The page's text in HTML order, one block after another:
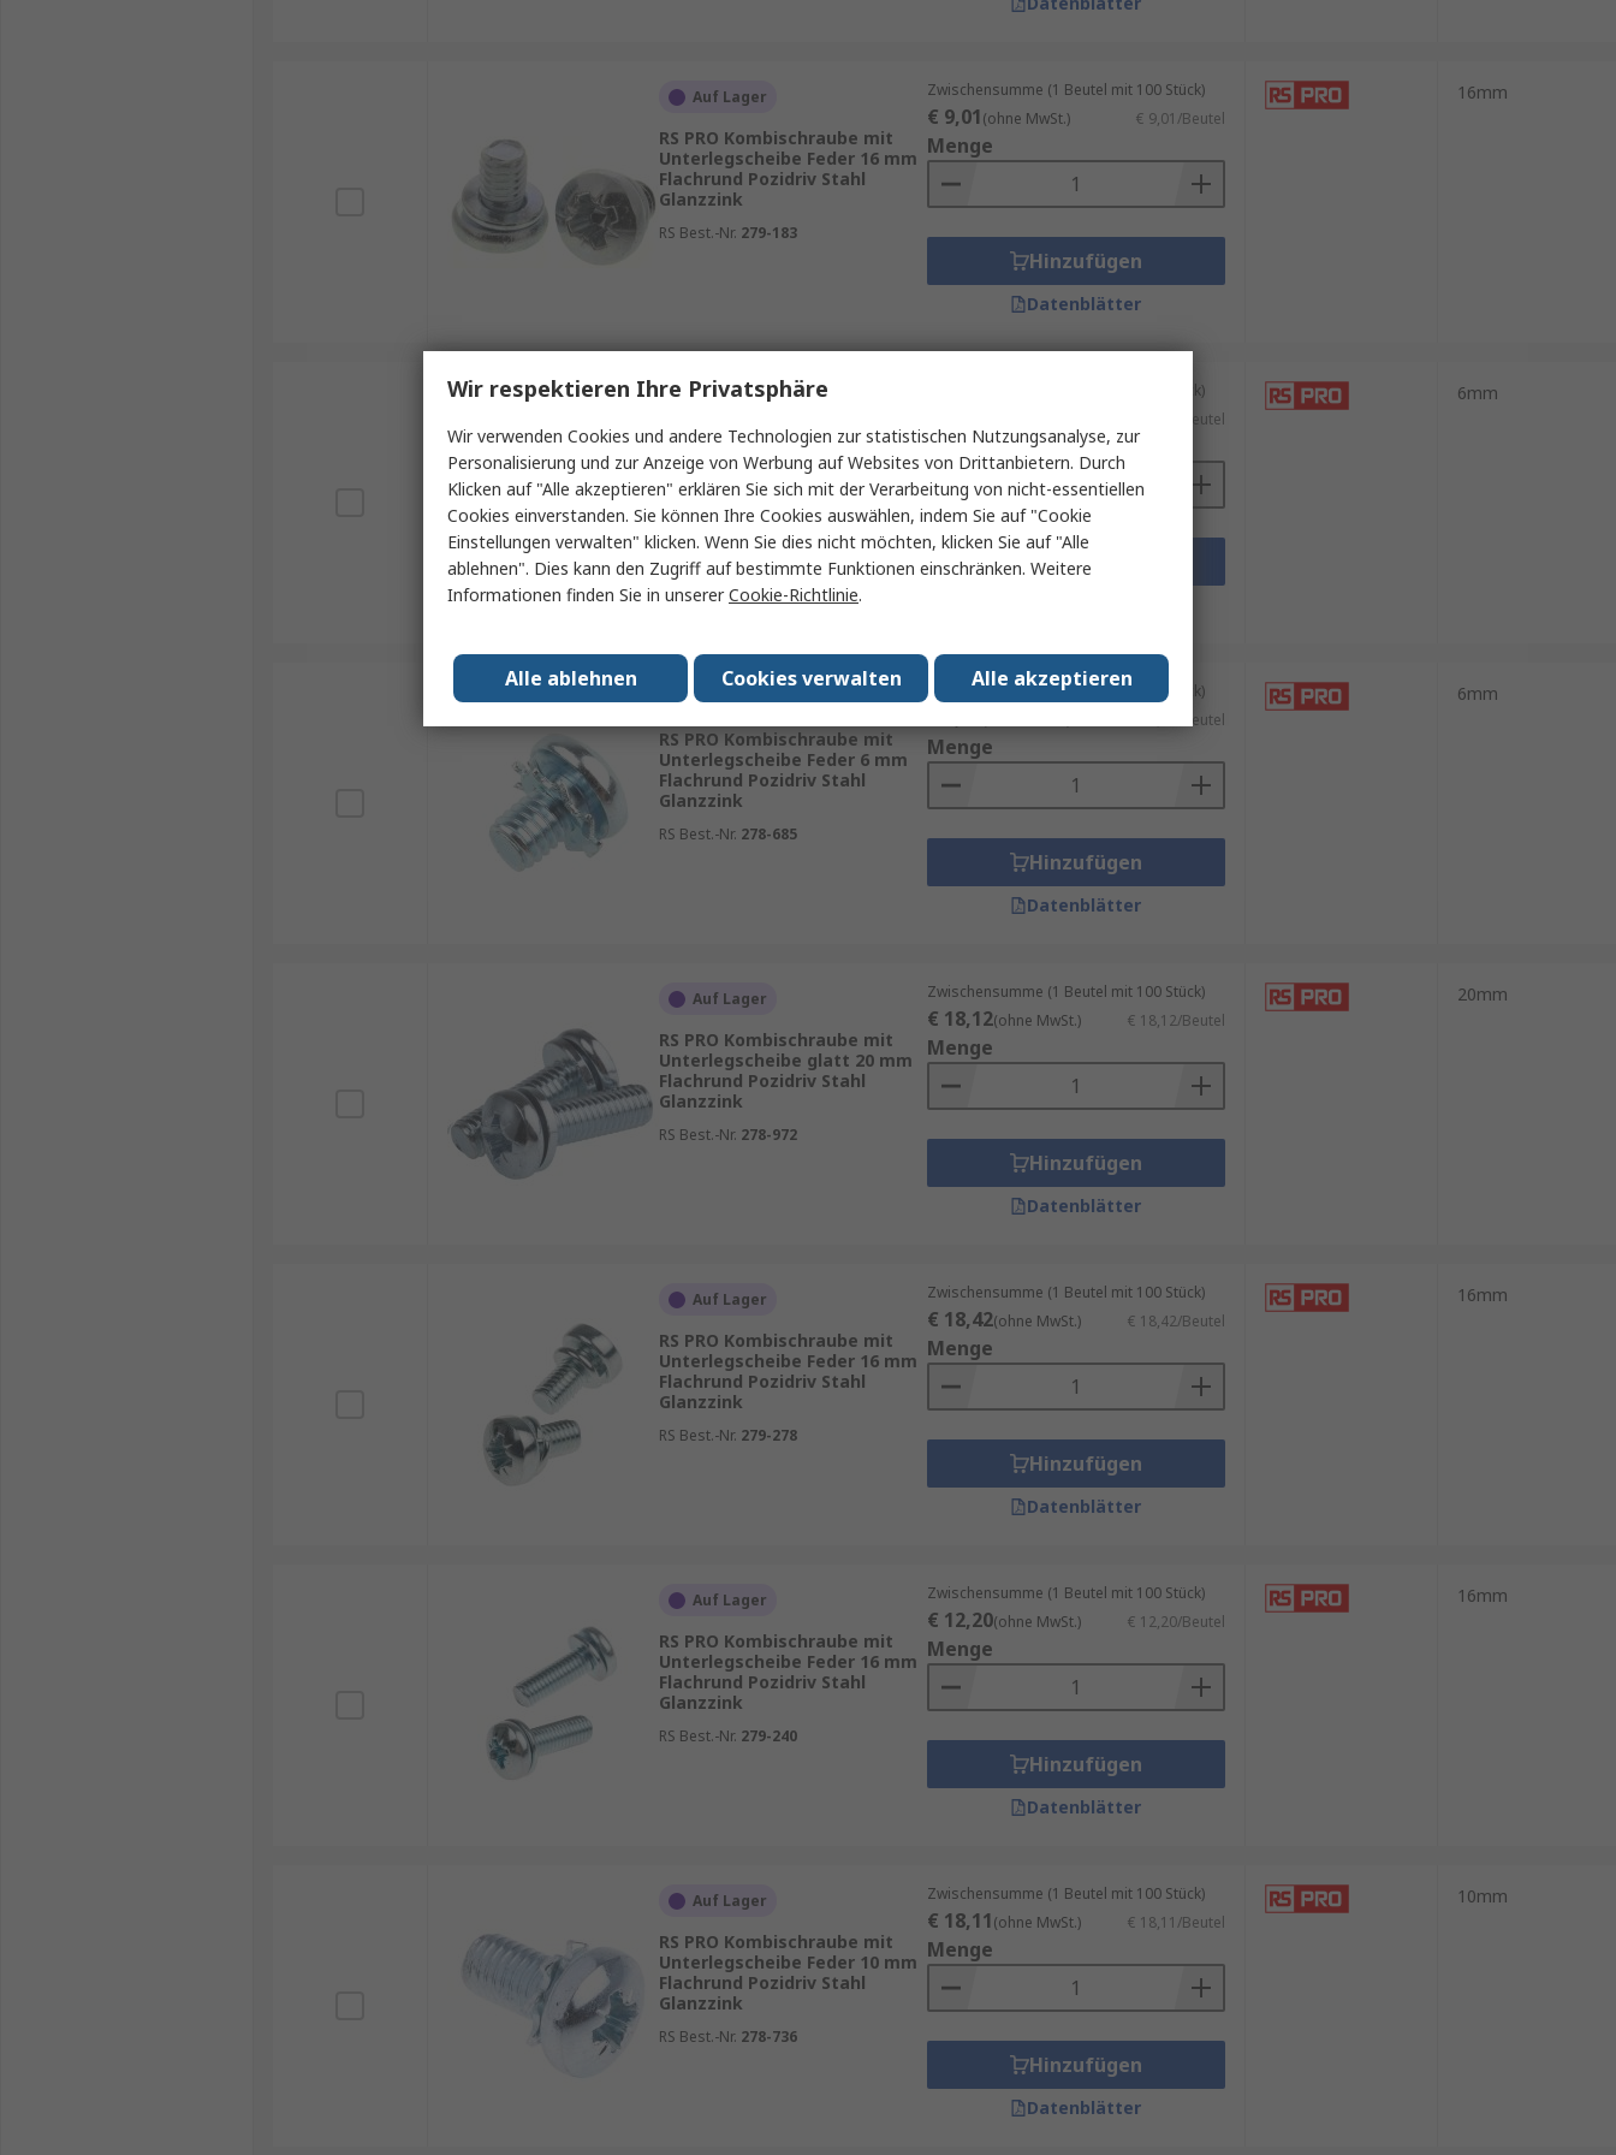
Auf Lager
RS PRO Kombischraube mit
Unterlegscheibe Feder 16 mm
Flachrund Pozidriv Stahl
Glanzzink
RS Best.-Nr. 279-183
Zwischensumme (1 Beutel mit 100 Stück)
€ 9,01(ohne MwSt.) € 9,01/Beutel
Menge
Hinzufügen
Datenblätter
16mm
Auf Lager
RS PRO Kombischraube mit
Unterlegscheibe glatt 6 mm
Flachrund Pozidriv Stahl
Glanzzink
RS Best.-Nr. 278-821
Zwischensumme (1 Beutel mit 100 Stück)
€ 7,83/Beutel
Menge
Hinzufügen
6mm
Auf Lager
RS PRO Kombischraube mit
Unterlegscheibe Feder 6 mm
Flachrund Pozidriv Stahl
Glanzzink
RS Best.-Nr. 278-685
Zwischensumme (1 Beutel mit 100 Stück)
€ 9,54/Beutel
Menge
Hinzufügen
Datenblätter
6mm
Auf Lager
RS PRO Kombischraube mit
Unterlegscheibe glatt 20 mm
Flachrund Pozidriv Stahl
Glanzzink
RS Best.-Nr. 278-972
Zwischensumme (1 Beutel mit 100 Stück)
€ 18,12(ohne MwSt.) € 18,12/Beutel
Menge
Hinzufügen
Datenblätter
20mm
Auf Lager
RS PRO Kombischraube mit
Unterlegscheibe Feder 16 mm
Flachrund Pozidriv Stahl
Glanzzink
RS Best.-Nr. 279-278
Zwischensumme (1 Beutel mit 100 Stück)
€ 18,42(ohne MwSt.) € 18,42/Beutel
Menge
Hinzufügen
Datenblätter
16mm
Auf Lager
RS PRO Kombischraube mit
Unterlegscheibe Feder 16 mm
Flachrund Pozidriv Stahl
Glanzzink
RS Best.-Nr. 279-240
Zwischensumme (1 Beutel mit 100 Stück)
€ 12,20(ohne MwSt.) € 12,20/Beutel
Menge
Hinzufügen
Datenblätter
16mm
Auf Lager
RS PRO Kombischraube mit
Unterlegscheibe Feder 10 mm
Flachrund Pozidriv Stahl
Glanzzink
RS Best.-Nr. 278-736
Zwischensumme (1 Beutel mit 100 Stück)
€ 18,11(ohne MwSt.) € 18,11/Beutel
Menge
Hinzufügen
Datenblätter
10mm
Wir respektieren Ihre Privatsphäre
Wir verwenden Cookies und andere Technologien zur statistischen Nutzungsanalyse, zur
Personalisierung und zur Anzeige von Werbung auf Websites von Drittanbietern. Durch
Klicken auf "Alle akzeptieren" erklären Sie sich mit der Verarbeitung von nicht-essentiellen
Cookies einverstanden. Sie können Ihre Cookies auswählen, indem Sie auf "Cookie
Einstellungen verwalten" klicken. Wenn Sie dies nicht möchten, klicken Sie auf "Alle
ablehnen". Dies kann den Zugriff auf bestimmte Funktionen einschränken. Weitere
Informationen finden Sie in unsererCookie-Richtlinie.
Alle akzeptieren
Cookies verwalten
Alle ablehnen